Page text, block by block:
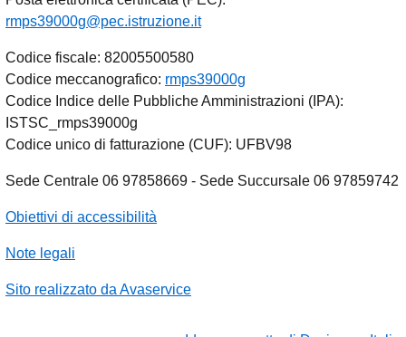
rmps39000g@pec.istruzione.it
Codice fiscale: 82005500580
Codice meccanografico: rmps39000g
Codice Indice delle Pubbliche Amministrazioni (IPA):
ISTSC_rmps39000g
Codice unico di fatturazione (CUF): UFBV98
Sede Centrale 06 97858669 - Sede Succursale 06 97859742
Obiettivi di accessibilità
Note legali
Sito realizzato da Avaservice